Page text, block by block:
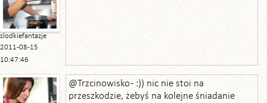
slodkiefantazje
2011-08-15
10:47:46
@Trzcinowisko - :)) nic nie stoi na
przeszkodzie, żebyś na kolejne śniadanie